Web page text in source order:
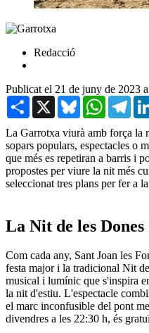
Redacció
Publicat el 21 de juny de 2023
Share X BlueskyWhatsApp
La Garrotxa viurà amb força la
sopars populars, espectacles o
que més es repetiran a barris i
propostes per viure la nit més
seleccionat tres plans per fer a
La Nit de les
Com cada any, Sant Joan les
festa major i la tradicional Nit
musical i lumínic que s'inspira
la nit d'estiu. L'espectacle
el marc inconfusible del pont
divendres a les 22:30 h, és